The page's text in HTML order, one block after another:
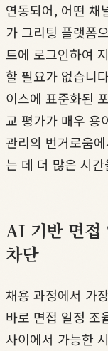
연동되어, 어떤 채
가 그리팅 플랫폼
트에 로그인하여
할 필요가 없습니
이스에 표준화된
교 평가가 매우 용
관리의 번거로움
는 데 더 많은 시
AI 기반 면접
차단
채용 과정에서 가
바로 면접 일정 조
사이에서 가능한